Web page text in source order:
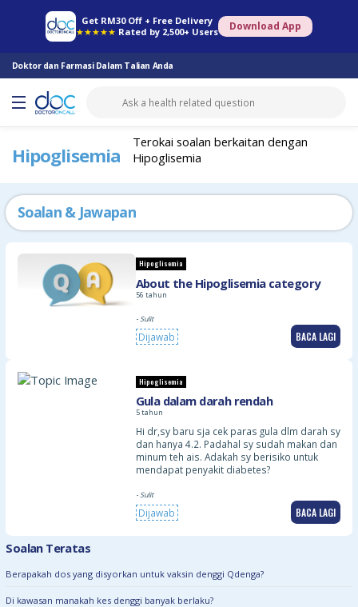
Get RM30 Off + Free Delivery
★★★★★ Rated by 2,500+ Users Download App
Doktor dan Farmasi Dalam Talian Anda
Farmasi Online Konsult Doktor Saringan Kesihatan Konsult Pakar
Hipoglisemia
Terokai soalan berkaitan dengan
Hipoglisemia
Soalan & Jawapan
Hipoglisemia
About the Hipoglisemia category
56 tahun
- Sulit
Dijawab BACA LAGI
Hipoglisemia
Gula dalam darah rendah
5 tahun
Hi dr,sy baru sja cek paras gula dlm darah sy
dan hanya 4.2. Padahal sy sudah makan dan
minum teh ais. Adakah sy berisiko untuk
mendapat penyakit diabetes?
- Sulit
Dijawab BACA LAGI
Soalan Teratas
Berapakah dos yang disyorkan untuk vaksin denggi Qdenga?
Di kawasan manakah kes denggi banyak berlaku?